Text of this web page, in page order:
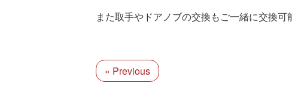
また取手やドアノブの交換もご一緒に交換可
« Previous